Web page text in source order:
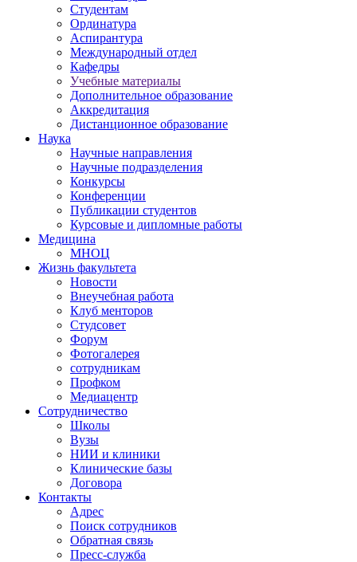
Студентам
Ординатура
Аспирантура
Международный отдел
Кафедры
Учебные материалы
Дополнительное образование
Аккредитация
Дистанционное образование
Наука
Научные направления
Научные подразделения
Конкурсы
Конференции
Публикации студентов
Курсовые и дипломные работы
Медицина
МНОЦ
Жизнь факультета
Новости
Внеучебная работа
Клуб менторов
Студсовет
Форум
Фотогалерея
сотрудникам
Профком
Медиацентр
Сотрудничество
Школы
Вузы
НИИ и клиники
Клинические базы
Договора
Контакты
Адрес
Поиск сотрудников
Обратная связь
Пресс-служба